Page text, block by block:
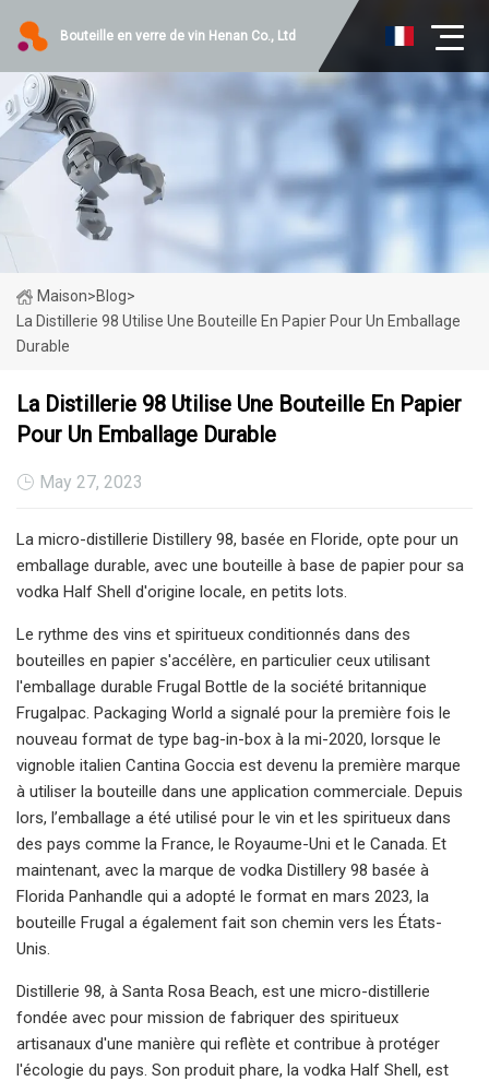
Bouteille en verre de vin Henan Co., Ltd
Maison>Blog>
La Distillerie 98 Utilise Une Bouteille En Papier Pour Un Emballage
Durable
La Distillerie 98 Utilise Une Bouteille En Papier
Pour Un Emballage Durable
May 27, 2023
La micro-distillerie Distillery 98, basée en Floride, opte pour un
emballage durable, avec une bouteille à base de papier pour sa
vodka Half Shell d'origine locale, en petits lots.
Le rythme des vins et spiritueux conditionnés dans des
bouteilles en papier s'accélère, en particulier ceux utilisant
l'emballage durable Frugal Bottle de la société britannique
Frugalpac. Packaging World a signalé pour la première fois le
nouveau format de type bag-in-box à la mi-2020, lorsque le
vignoble italien Cantina Goccia est devenu la première marque
à utiliser la bouteille dans une application commerciale. Depuis
lors, l’emballage a été utilisé pour le vin et les spiritueux dans
des pays comme la France, le Royaume-Uni et le Canada. Et
maintenant, avec la marque de vodka Distillery 98 basée à
Florida Panhandle qui a adopté le format en mars 2023, la
bouteille Frugal a également fait son chemin vers les États-
Unis.
Distillerie 98, à Santa Rosa Beach, est une micro-distillerie
fondée avec pour mission de fabriquer des spiritueux
artisanaux d'une manière qui reflète et contribue à protéger
l'écologie du pays. Son produit phare, la vodka Half Shell, est